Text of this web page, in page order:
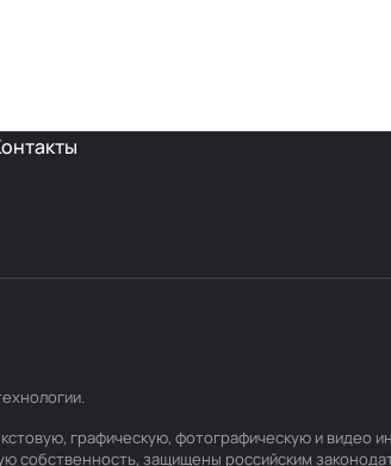
.
графическую, фотографическую и
собственность, защищены российским